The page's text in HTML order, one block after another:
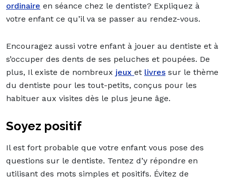
ordinaire en séance chez le dentiste? Expliquez à
votre enfant ce qu’il va se passer au rendez-vous.
Encouragez aussi votre enfant à jouer au dentiste et à
s’occuper des dents de ses peluches et poupées. De
plus, Il existe de nombreux jeux et livres sur le thème
du dentiste pour les tout-petits, conçus pour les
habituer aux visites dès le plus jeune âge.
Soyez positif
Il est fort probable que votre enfant vous pose des
questions sur le dentiste. Tentez d’y répondre en
utilisant des mots simples et positifs. Évitez de